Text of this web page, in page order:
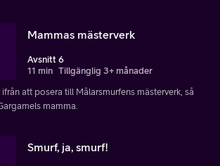
Mammas mästerverk
Avsnitt 6
11 min Tillgänglig 3+ månader
att posera till Målarsmurfens mästerverk, så
mamma.
Smurf, ja, smurf!